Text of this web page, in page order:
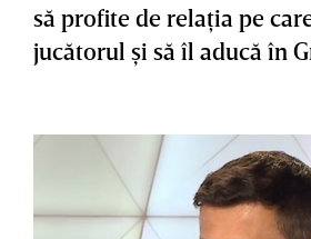
să profite de relaţia pe
jucătorul şi să îl aducă în